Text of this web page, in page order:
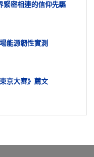
密相連的信仰先驅
能源韌性實測
京大審》薦文